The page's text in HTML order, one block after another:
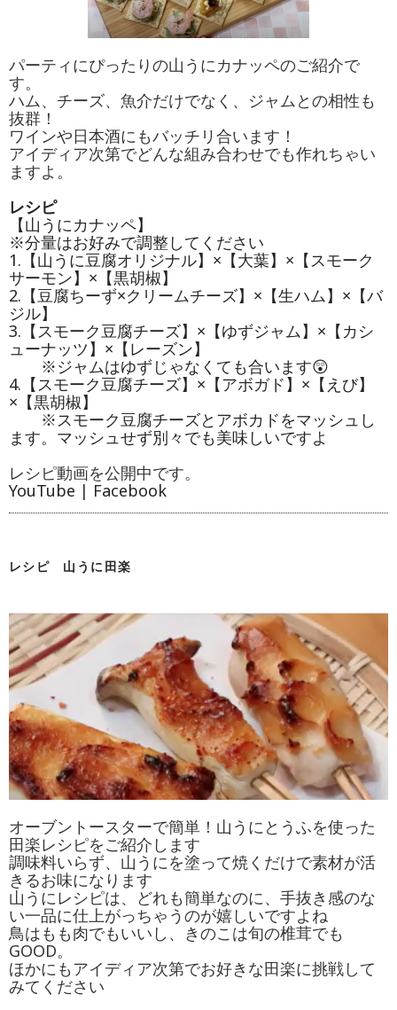
パーティにぴったりの山うにカナッペのご紹介で
す。
ハム、チーズ、魚介だけでなく、ジャムとの相性も
抜群！
ワインや日本酒にもバッチリ合います！
アイディア次第でどんな組み合わせでも作れちゃい
ますよ。
レシピ
【山うにカナッペ】
※分量はお好みで調整してください
1.【山うに豆腐オリジナル】×【大葉】×【スモーク
サーモン】×【黒胡椒】
2.【豆腐ちーず×クリームチーズ】×【生ハム】×【バ
ジル】
3.【スモーク豆腐チーズ】×【ゆずジャム】×【カシ
ューナッツ】×【レーズン】
※ジャムはゆずじゃなくても合います😲
4.【スモーク豆腐チーズ】×【アボガド】×【えび】
×【黒胡椒】
※スモーク豆腐チーズとアボカドをマッシュし
ます。マッシュせず別々でも美味しいですよ
レシピ動画を公開中です。
YouTube | Facebook
レシピ 山うに田楽
オーブントースターで簡単！山うにとうふを使った
田楽レシピをご紹介します
調味料いらず、山うにを塗って焼くだけで素材が活
きるお味になります
山うにレシピは、どれも簡単なのに、手抜き感のな
い一品に仕上がっちゃうのが嬉しいですよね
鳥はもも肉でもいいし、きのこは旬の椎茸でも
GOOD。
ほかにもアイディア次第でお好きな田楽に挑戦して
みてください